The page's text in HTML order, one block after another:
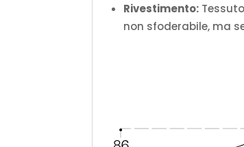
Rivestimento:
non sfoderabile, ma